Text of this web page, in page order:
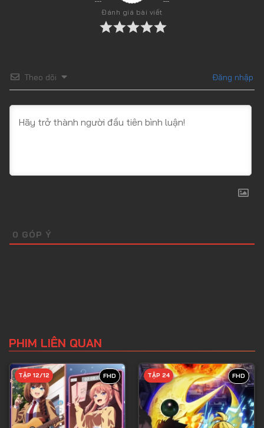
Đánh giá bài viết
Theo dõi Đăng nhập
0 GÓP Ý
PHIM LIÊN QUAN
FHD
TẬP 12/12 FHD
TẬP 24